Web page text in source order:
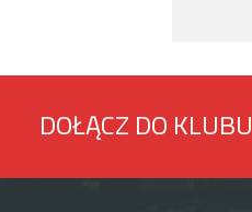
DOŁĄCZ DO